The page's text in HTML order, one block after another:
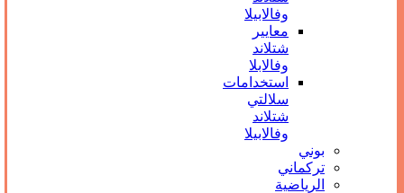
وفالابيلا
معايير
شتلاند
وفالابلا
استخدامات
سلالتي
شتلاند
وفالابيلا
بوني
تركماني
الرياضية